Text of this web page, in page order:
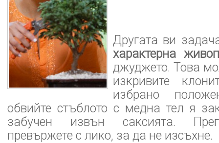
Другата ви
характерна
джуджето. Това
изкривите
избрано
обвийте стъблото с медна тел я
забучен извън саксията.
превържете с лико, за да не изсъхне.